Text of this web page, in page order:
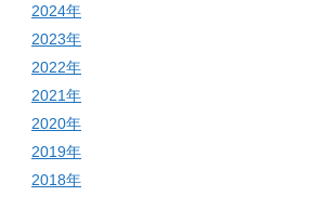
2024年
2023年
2022年
2021年
2020年
2019年
2018年